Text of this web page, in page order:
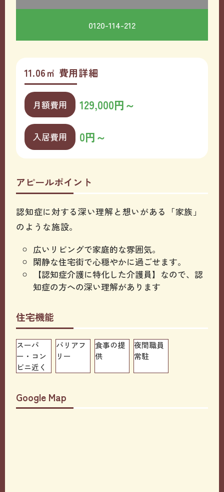
0120-114-212
11.06㎡ 費用詳細
月額費用 129,000円～
入居費用 0円～
アピールポイント
認知症に対する深い理解と想いがある「家族」
のような施設。
広いリビングで家庭的な雰囲気。
閑静な住宅街で心穏やかに過ごせます。
【認知症介護に特化した介護員】なので、認
知症の方への深い理解があります
住宅機能
スーパ
ー・コン
ビニ近く
バリアフ
リー
食事の提
供
夜間職員
常駐
Google Map